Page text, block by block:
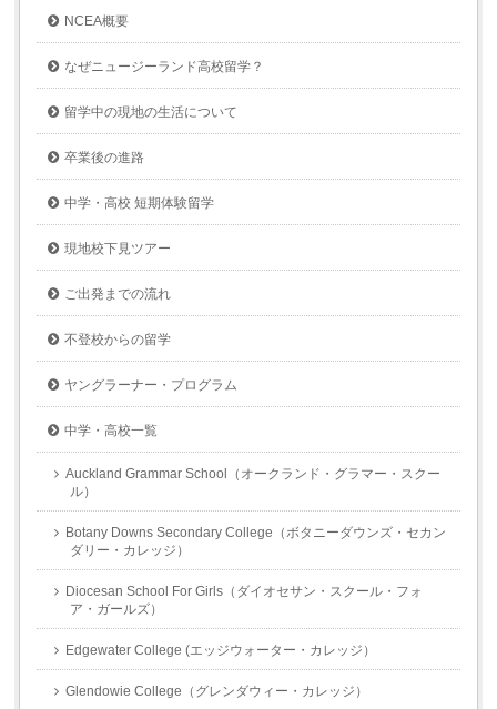
NCEA概要
なぜニュージーランド高校留学？
留学中の現地の生活について
卒業後の進路
中学・高校 短期体験留学
現地校下見ツアー
ご出発までの流れ
不登校からの留学
ヤングラーナー・プログラム
中学・高校一覧
Auckland Grammar School（オークランド・グラマー・スクー
ル）
Botany Downs Secondary College（ボタニーダウンズ・セカン
ダリー・カレッジ）
Diocesan School For Girls（ダイオセサン・スクール・フォ
ア・ガールズ）
Edgewater College (エッジウォーター・カレッジ）
Glendowie College（グレンダウィー・カレッジ）